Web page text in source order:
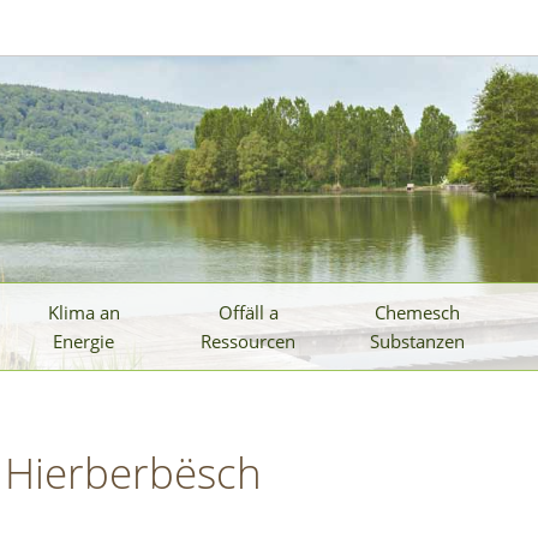
Klima an
Energie
Offäll a
Ressourcen
Chemesch
Substanzen